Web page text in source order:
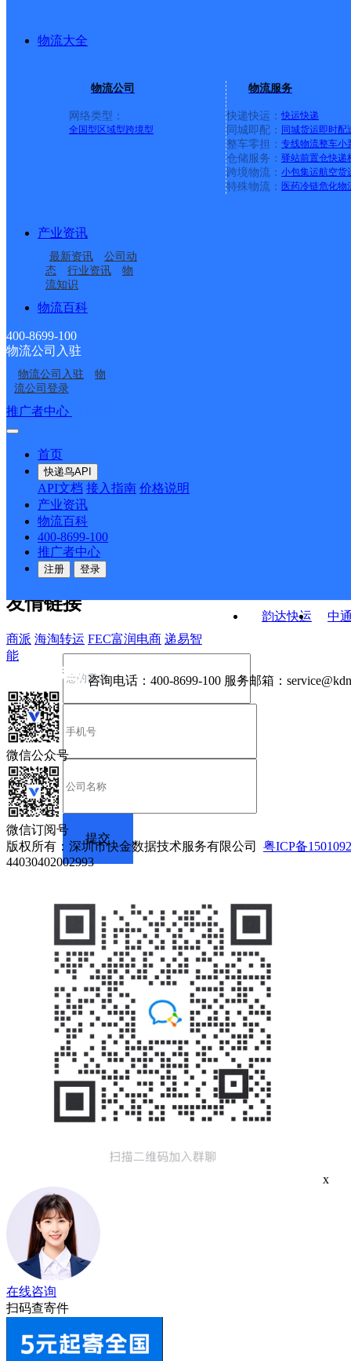
物流大全
物流公司
网络类型：
全国型 区域型跨境型
物流服务
快递快运： 快运快递
同城即配： 同城货运即时配
整车零担： 专线物流整车小
仓储服务： 驿站前置仓快递
跨境物流： 小包集运航空货
特殊物流： 医药冷链危化物
产业资讯
最新资讯
公司动
态
行业资讯
物
流知识
物流百科
400-8699-100
物流公司入驻
物流公司入驻
物
流公司登录
推广者中心
首页
快递鸟API
API文档 接入指南 价格说明
产业资讯
物流百科
400-8699-100
推广者中心
注册 登录
富康城购物中心；喜来登酒店；御浦馨园小区；陌上花开
路村；云路裕庭小区；第三城财富中心；【更新日期：
湾公司精品区分部
云南昆明官渡区关上公
司南窑分部
昆明董家湾
云南昆明官渡区中林公
司海伦国际涛涛分部
昆明滇中新区
昆明航天城
昆明联贸
韵达快运
中
接口API
API接口 DEMO下载
关于我们
公司介绍 企业动态
合作伙伴 快递鸟接口服务协议
户隐私政策
友情链接
商派 海淘转运 FEC富润电商 递易智
能
咨询电话： 400-8699-100 服务邮箱：
微信公众号
微信订阅号
版权所有：深圳市快金数据技术服务有限公司 粤ICP备
44030402002993
x
在线咨询
扫码查寄件